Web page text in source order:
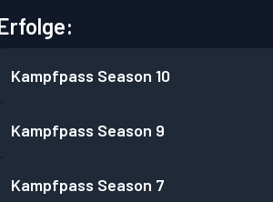
Kampfpass Season 10
Kampfpass Season 9
Kampfpass Season 7